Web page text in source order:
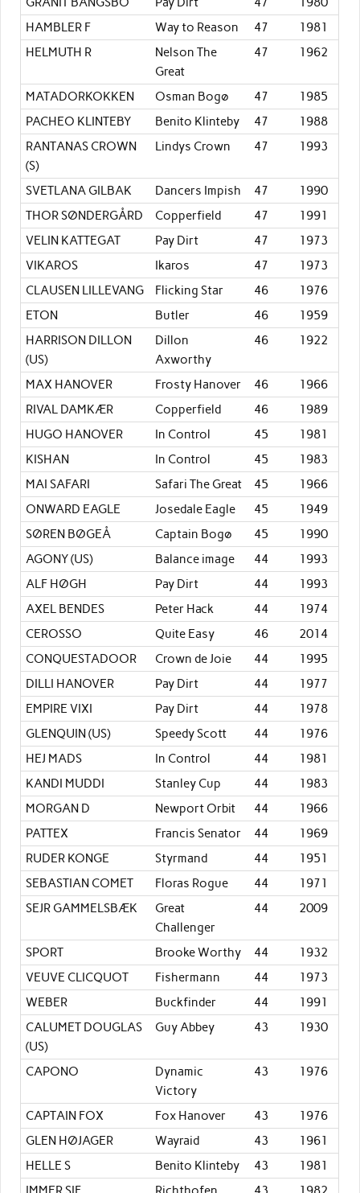
HAMBLER F
Way to Reason 47
1981
HELMUTH R
Nelson The
Great
47 1962
MATADORKOKKEN Osman Bogø 47
1985
PACHEO KLINTEBY
Benito Klinteby 47
1988
RANTANAS CROWN
(S)
Lindys Crown 47 1993
SVETLANA GILBAK Dancers Impish 47
1990
THOR SØNDERGÅRD
Copperfield 47
1991
VELIN KATTEGAT
Pay Dirt 47
1973
VIKAROS
Ikaros 47
1973
CLAUSEN LILLEVANG
Flicking Star 46
1976
ETON
Butler 46
1959
HARRISON DILLON
(US)
Dillon
Axworthy
46 1922
MAX HANOVER Frosty Hanover 46
1966
RIVAL DAMKÆR
Copperfield 46
1989
HUGO HANOVER
In Control 45
1981
KISHAN
In Control 45
1983
MAI SAFARI
Safari The Great 45
1966
ONWARD EAGLE
Josedale Eagle 45
1949
SØREN BØGEÅ
Captain Bogø 45
1990
AGONY (US)
Balance image 44
1993
ALF HØGH
Pay Dirt 44
1993
AXEL BENDES
Peter Hack 44
1974
CEROSSO
Quite Easy 46
2014
CONQUESTADOOR
Crown de Joie 44
1995
DILLI HANOVER
Pay Dirt 44
1977
EMPIRE VIXI
Pay Dirt 44
1978
GLENQUIN (US)
Speedy Scott 44
1976
HEJ MADS
In Control 44
1981
KANDI MUDDI
Stanley Cup 44
1983
MORGAN D
Newport Orbit 44
1966
PATTEX
Francis Senator 44
1969
RUDER KONGE
Styrmand 44
1951
SEBASTIAN COMET
Floras Rogue 44
1971
SEJR GAMMELSBÆK
Great
Challenger
44 2009
SPORT Brooke Worthy 44
1932
VEUVE CLICQUOT
Fishermann 44
1973
WEBER
Buckfinder 44
1991
CALUMET DOUGLAS
(US)
Guy Abbey 43 1930
CAPONO
Dynamic
Victory
43 1976
CAPTAIN FOX Fox Hanover 43
1976
GLEN HØJAGER
Wayraid 43
1961
HELLE S
Benito Klinteby 43
1981